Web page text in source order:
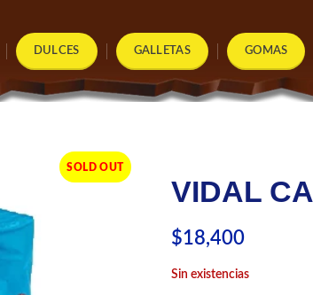
DULCES GALLETAS GOMAS
SOLD OUT
VIDAL
$18,400
Sin existencias